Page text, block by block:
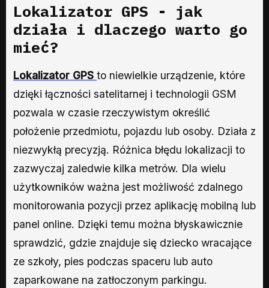
Lokalizator GPS - jak
działa i dlaczego warto go
mieć?
Lokalizator GPS to niewielkie urządzenie, które
dzięki łączności satelitarnej i technologii GSM
pozwala w czasie rzeczywistym określić
położenie przedmiotu, pojazdu lub osoby. Działa z
niezwykłą precyzją. Różnica błędu lokalizacji to
zazwyczaj zaledwie kilka metrów. Dla wielu
użytkowników ważna jest możliwość zdalnego
monitorowania pozycji przez aplikację mobilną lub
panel online. Dzięki temu można błyskawicznie
sprawdzić, gdzie znajduje się dziecko wracające
ze szkoły, pies podczas spaceru lub auto
zaparkowane na zatłoczonym parkingu.